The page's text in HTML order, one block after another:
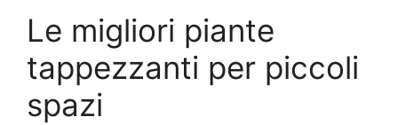
Le migliori piante
tappezzanti per piccoli
spazi